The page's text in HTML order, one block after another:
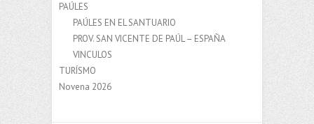
PAÚLES
PAÚLES EN EL SANTUARIO
PROV. SAN VICENTE DE PAÚL – ESPAÑA
VINCULOS
TURÍSMO
Novena 2026